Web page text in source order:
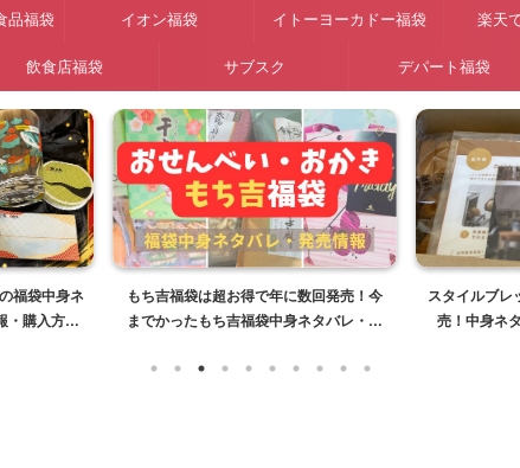
品福袋 イオン福袋 イトーヨーカドー福袋 楽天
飲食店福袋 サブスク デパート福袋
福袋中身ネ
・購入方法
もち吉福袋は超お得で年に数回発売！今
までかったもち吉福袋中身ネタバレ・販
スタイルブ
売！中身ネ